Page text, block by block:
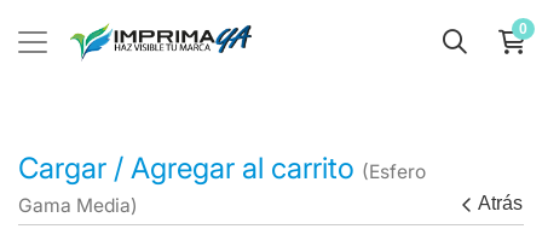
0
Cargar / Agregar al carrito (Esfero
Gama Media)
Atrás